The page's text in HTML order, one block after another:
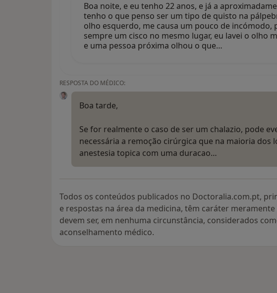
Boa noite, e eu tenho 22 anos, e já a
tenho o que penso ser um tipo de quisto na
olho esquerdo, me causa um pouco de incómodo,
sempre um cisco no mesmo lugar, eu lavei o olho
e uma pessoa próxima olhou o que…
RESPOSTA DO MÉDICO:
Boa tarde,
Se for realmente o caso de ser um chalazio, pode
necessária a remoção cirúrgica que na maioria dos
anestesia topica com uma duracao…
Todos os conteúdos publicados no Doctoralia.com.pt,
e respostas na área da medicina, têm caráter
devem ser, em nenhuma circunstância, considerados
aconselhamento médico.